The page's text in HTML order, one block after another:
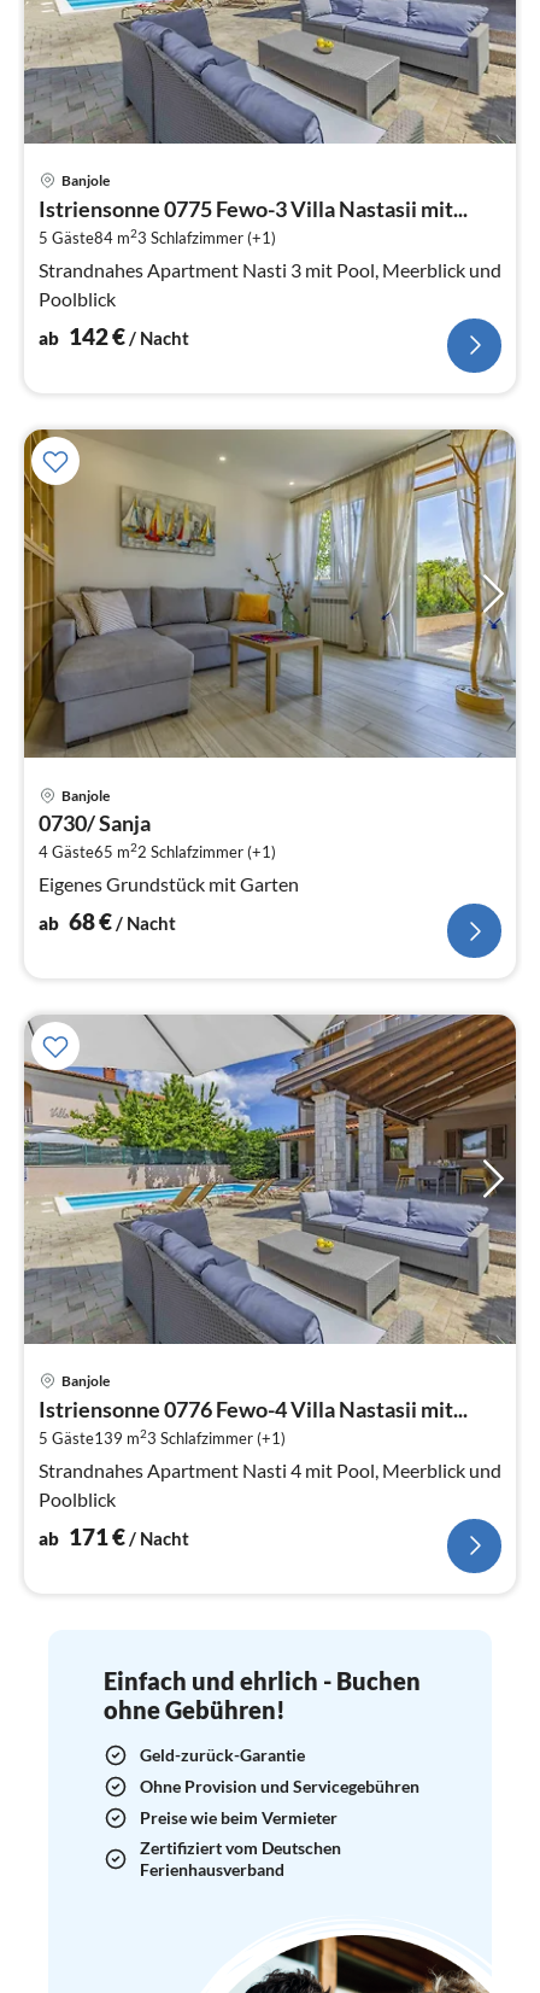
Banjole
Istriensonne 0775 Fewo-3 Villa Nastasii mit...
5 Gäste84 m23 Schlafzimmer (+1)
Strandnahes Apartment Nasti 3 mit Pool, Meerblick und
Poolblick
ab 142€/ Nacht
Banjole
0730/ Sanja
4 Gäste65 m22 Schlafzimmer (+1)
Eigenes Grundstück mit Garten
ab 68€/ Nacht
Banjole
Istriensonne 0776 Fewo-4 Villa Nastasii mit...
5 Gäste139 m23 Schlafzimmer (+1)
Strandnahes Apartment Nasti 4 mit Pool, Meerblick und
Poolblick
ab 171€/ Nacht
Einfach und ehrlich - Buchen
ohne Gebühren!
Geld-zurück-Garantie
Ohne Provision und Servicegebühren
Preise wie beim Vermieter
Zertifiziert vom Deutschen
Ferienhausverband